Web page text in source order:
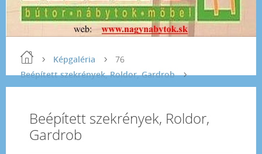
Képgaléria
Beépített szekrények, Roldor, Gardrob
76
Beépített szekrények, Roldor,
Gardrob